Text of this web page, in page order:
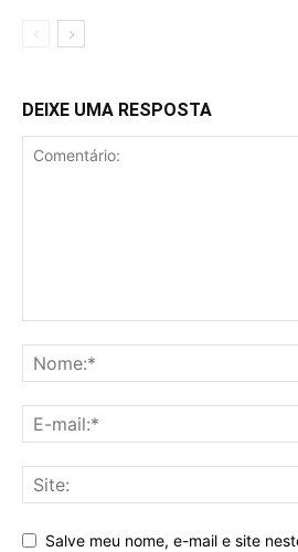
DEIXE UMA RESPOSTA
Salve meu nome, e-mail e site